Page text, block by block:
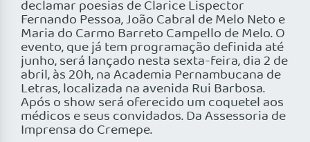
declamar poesias de Clarice Lispector
Fernando Pessoa, João Cabral de Melo Neto e
Maria do Carmo Barreto Campello de Melo. O
evento, que já tem programação definida até
junho, será lançado nesta sexta-feira, dia 2 de
abril, às 20h, na Academia Pernambucana de
Letras, localizada na avenida Rui Barbosa.
Após o show será oferecido um coquetel aos
médicos e seus convidados. Da Assessoria de
Imprensa do Cremepe.